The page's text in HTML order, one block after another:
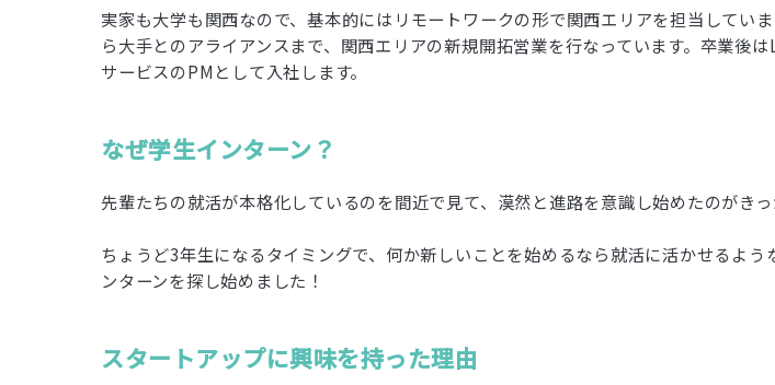
実家も大学も関西なので、基本的にはリモートワークの形で関西エリアを担当してい
ら大手とのアライアンスまで、関西エリアの新規開拓営業を行なっています。卒業後
サービスのPMとして入社します。
なぜ学生インターン？
先輩たちの就活が本格化しているのを間近で見て、漠然と進路を意識し始めたのがきっ
ちょうど3年生になるタイミングで、何か新しいことを始めるなら就活に活かせるよう
ンターンを探し始めました！
スタートアップに興味を持った理由